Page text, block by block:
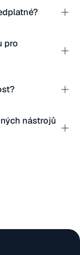
pro
nástrojů